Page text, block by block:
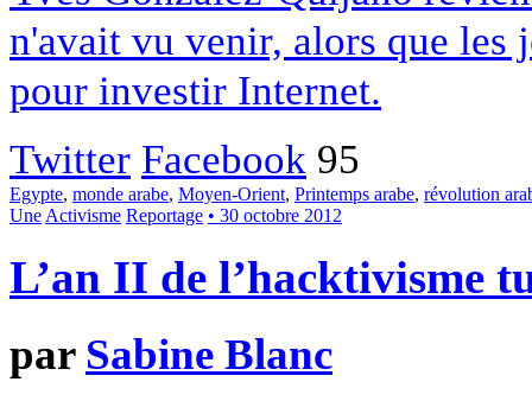
n'avait vu venir, alors que les
pour investir Internet.
Twitter Facebook 95
Egypte, monde arabe, Moyen-Orient, Printemps arabe, révolution
Une Activisme Reportage • 30 octobre 2012
L’an II de l’hacktivisme
par Sabine Blanc